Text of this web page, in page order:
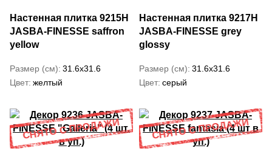
Настенная плитка 9215H
JASBA-FINESSE saffron
yellow
Размер (см) 31.6x31.6
Цвет желтый
Настенная плитка 9217H
JASBA-FINESSE grey
glossy
Размер (см) 31.6x31.6
Цвет серый